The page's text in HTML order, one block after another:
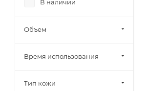
В наличии
Объем
Время использования
Тип кожи